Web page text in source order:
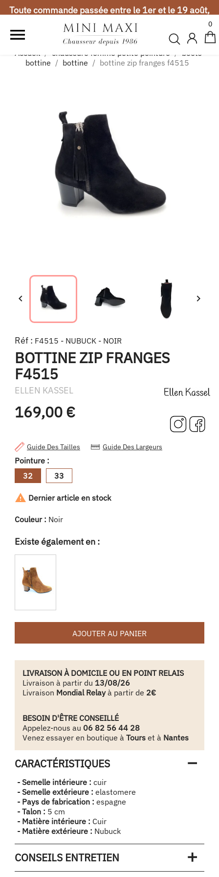
Toute commande passée entre le 1er et le 19 août,
sera expédiée à partir du 20 août. Merci de votre
compréhension.
Vacances d'été
Toute commande passée entre le 1er et le 19 août,

0
Accueil chaussure femme petite pointure
boots-
bottine
bottine bottine zip franges f4515
 
Réf : F4515 - NUBUCK - NOIR
BOTTINE ZIP FRANGES
F4515
ELLEN KASSEL
169,00 €
Guide Des Tailles Guide Des Largeurs
Pointure :
32
33
 Dernier article en stock
Couleur : Noir
Existe également en :
AJOUTER AU PANIER
LIVRAISON À DOMICILE OU EN POINT RELAIS
Livraison à partir du 13/08/26
Livraison Mondial Relayà partir de 2€
BESOIN D'ÊTRE CONSEILLÉ
Appelez-nous au 06 82 56 44 28
Venez essayer en boutique à Tours et à Nantes
CARACTÉRISTIQUES
- Semelle intérieure : cuir
- Semelle extérieure : elastomere
- Pays de fabrication : espagne
- Talon : 5 cm
- Matière intérieure : Cuir
- Matière extérieure : Nubuck
CONSEILS ENTRETIEN